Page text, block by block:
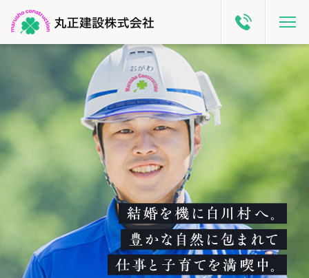
結婚を機に白川村へ。
豊かな自然に包まれて
仕事と子育てを満喫中。